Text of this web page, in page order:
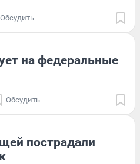
Обсудить
на федеральные
Обсудить
пострадали